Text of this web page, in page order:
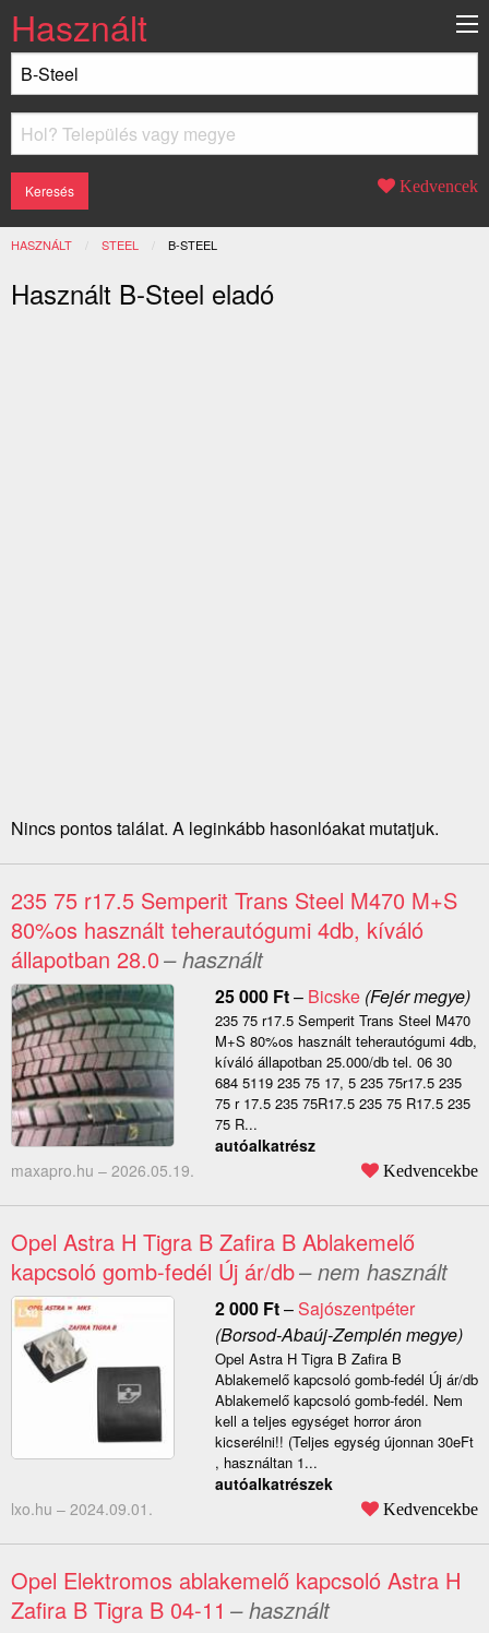
Használt
Kedvencek
HASZNÁLT STEEL JELENLEGI:
B-STEEL
Használt B-Steel eladó
Nincs pontos találat. A leginkább hasonlóakat mutatjuk.
235 75 r17.5 Semperit Trans Steel M470 M+S
80%os használt teherautógumi 4db, kíváló
állapotban 28.0– használt
25 000 Ft– Bicske(Fejér megye)
235 75 r17.5 Semperit Trans Steel M470
M+S 80%os használt teherautógumi 4db,
kíváló állapotban 25.000/db tel. 06 30
684 5119 235 75 17, 5 235 75r17.5 235
75 r 17.5 235 75R17.5 235 75 R17.5 235
75 R...
autóalkatrész
maxapro.hu – 2026.05.19. Kedvencekbe
Opel Astra H Tigra B Zafira B Ablakemelő
kapcsoló gomb-fedél Új ár/db– nem használt
2 000 Ft–Sajószentpéter
(Borsod-Abaúj-Zemplén megye)
Opel Astra H Tigra B Zafira B
Ablakemelő kapcsoló gomb-fedél Új ár/db
Ablakemelő kapcsoló gomb-fedél. Nem
kell a teljes egységet horror áron
kicserélni!! (Teljes egység újonnan 30eFt
, használtan 1...
autóalkatrészek
lxo.hu – 2024.09.01. Kedvencekbe
Opel Elektromos ablakemelő kapcsoló Astra H
Zafira B Tigra B 04-11 – használt